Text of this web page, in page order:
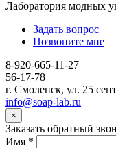
Лаборатория модных
Задать вопрос
Позвоните мне
8-920-665-11-27
56-17-78
г. Смоленск, ул. 25
info@soap-lab.ru
×
Заказать обратный
Имя *